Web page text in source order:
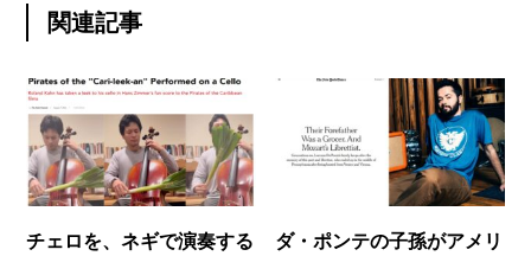
関連記事
チェロを、ネギで演奏する
ダ・ポンテの子孫がアメリ